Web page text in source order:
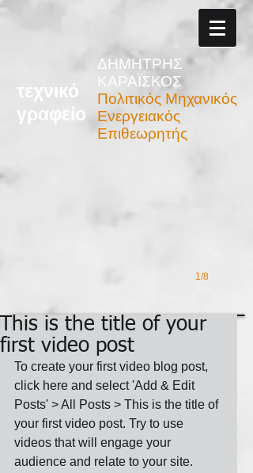
τεχνικό
γραφείο
ΔΗΜΗΤΡΗΣ
ΚΑΡΑΪΣΚΟΣ
Πολιτικός Μηχανικός
Ενεργειακός
Επιθεωρητής
Βεβαίωση μη Αυθαιρεσιών
1/8
This is the title of your
first video post
To create your first video blog post,
click here and select 'Add & Edit
Posts' > All Posts > This is the title of
your first video post. Try to use
videos that will engage your
audience and relate to your site.